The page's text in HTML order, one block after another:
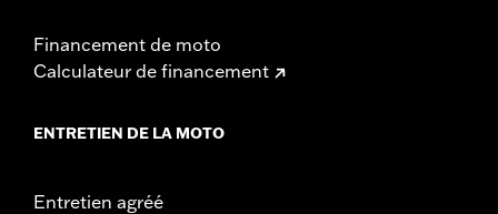
Financement de moto
Calculateur de financement
ENTRETIEN DE LA MOTO
Entretien agréé